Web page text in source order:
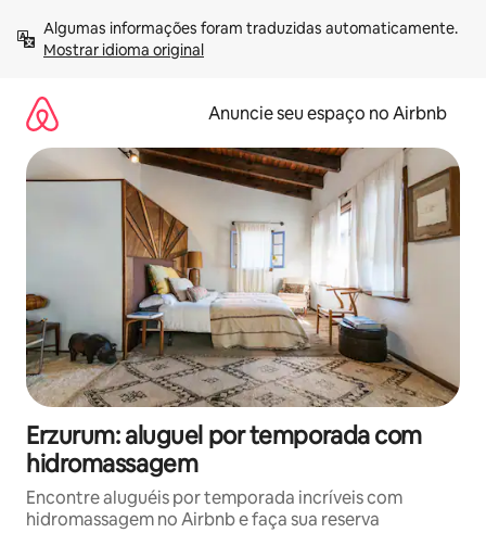
para
Mostrar idioma original
Anuncie seu espaço no Airbnb
Erzurum: aluguel por temporada com
hidromassagem
Encontre aluguéis por temporada incríveis com
hidromassagem no Airbnb e faça sua reserva